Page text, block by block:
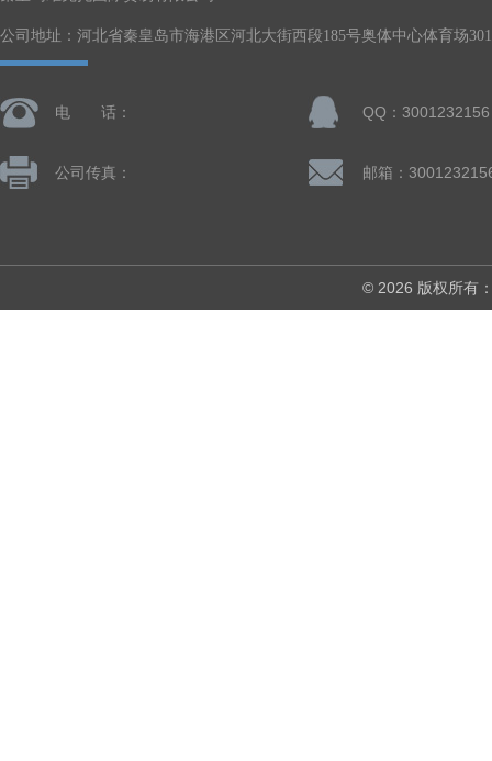
公司地址：河北省秦皇岛市海港区河北大街西段185号奥体中心体育场
电 话： QQ：3001232156
公司传真： 邮箱：
© 2026 版权所有